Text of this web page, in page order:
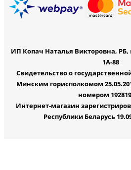
ИП Копач Наталья Викторовна, РБ,
1А-88
Свидетельство о
Минским горисполкомом
номером
Интернет-магазин
Республики Беларусь